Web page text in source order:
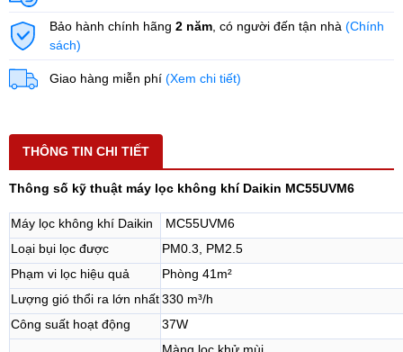
Bảo hành chính hãng 2 năm , có người đến tận nhà (Chính
sách)
Giao hàng miễn phí (Xem chi tiết)
THÔNG TIN CHI TIẾT
Thông số kỹ thuật máy lọc không khí Daikin MC55UVM6
Máy lọc không khí Daikin
MC55UVM6
Loại bụi lọc được
PM0.3, PM2.5
Phạm vi lọc hiệu quả
Phòng 41m²
Lượng gió thổi ra lớn nhất330 m³/h
Công suất hoạt động
37W
Màng lọc khử mùi